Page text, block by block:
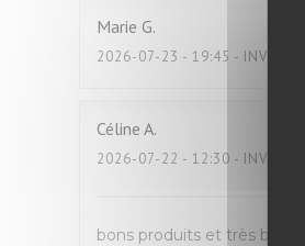
Marie G
2026-07-23 - 19:45 -
Céline A
2026-07-22 - 12:30 -
bons produits et très bon